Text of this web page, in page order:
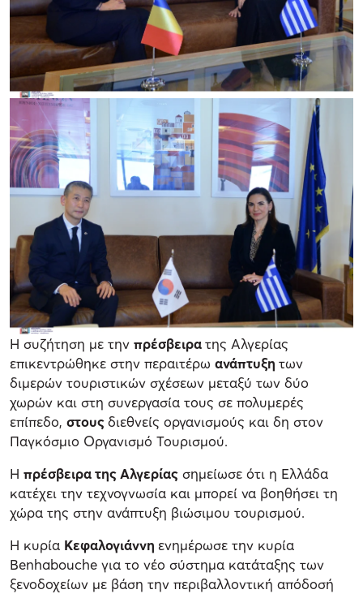
Η συζήτηση με την πρέσβειρατης Αλγερίας
επικεντρώθηκε στην περαιτέρω ανάπτυξη των
διμερών τουριστικών σχέσεων μεταξύ των δύο
χωρών και στη συνεργασία τους σε πολυμερές
επίπεδο, στουςδιεθνείς οργανισμούς και δη στον
Παγκόσμιο Οργανισμό Τουρισμού.
Η πρέσβειρα της Αλγερίας σημείωσε ότι η Ελλάδα
κατέχει την τεχνογνωσία και μπορεί να βοηθήσει τη
χώρα της στην ανάπτυξη βιώσιμου τουρισμού.
Η κυρία Κεφαλογιάννη ενημέρωσε την κυρία
Benhabouche για το νέο σύστημα κατάταξης των
ξενοδοχείων με βάση την περιβαλλοντική απόδοσή